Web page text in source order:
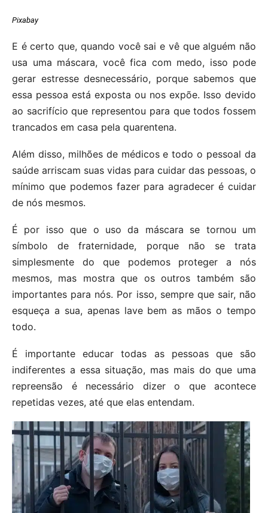
Pixabay
E é certo que, quando você sai e vê que alguém não
usa uma máscara, você fica com medo, isso pode
gerar estresse desnecessário, porque sabemos que
essa pessoa está exposta ou nos expõe. Isso devido
ao sacrifício que representou para que todos fossem
trancados em casa pela quarentena.
Além disso, milhões de médicos e todo o pessoal da
saúde arriscam suas vidas para cuidar das pessoas, o
mínimo que podemos fazer para agradecer é cuidar
de nós mesmos.
É por isso que o uso da máscara se tornou um
símbolo de fraternidade, porque não se trata
simplesmente do que podemos proteger a nós
mesmos, mas mostra que os outros também são
importantes para nós. Por isso, sempre que sair, não
esqueça a sua, apenas lave bem as mãos o tempo
todo.
É importante educar todas as pessoas que são
indiferentes a essa situação, mas mais do que uma
repreensão é necessário dizer o que acontece
repetidas vezes, até que elas entendam.